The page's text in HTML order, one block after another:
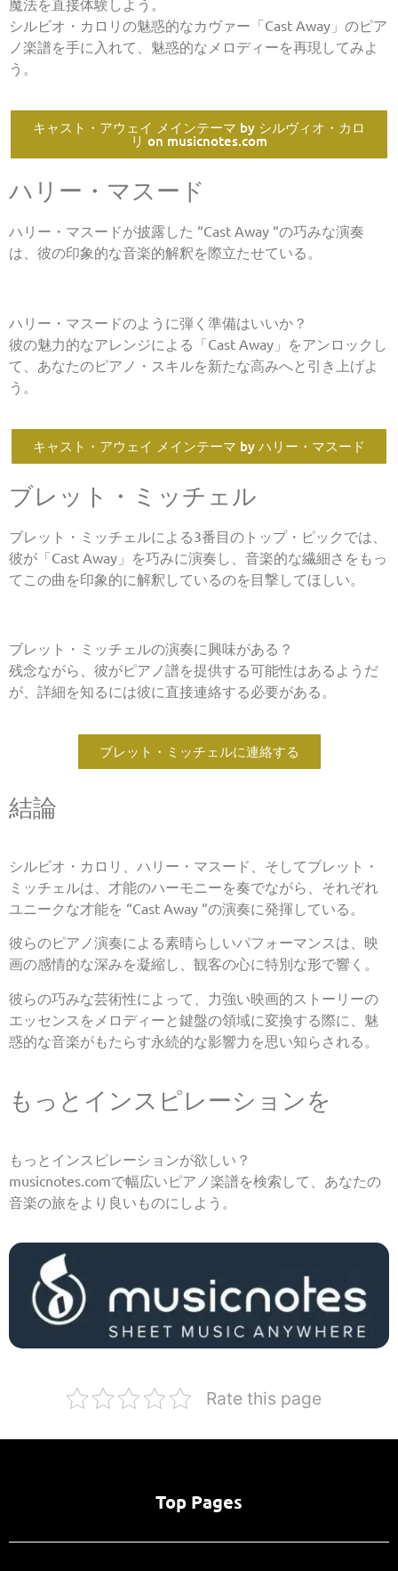
シルビオ・カロリの魅惑的なカヴァー「Cast Away」のピア
ノ楽譜を手に入れて、魅惑的なメロディーを再現してみよ
う。
キャスト・アウェイ メインテーマ by シルヴィオ・カロ
リ on musicnotes.com
ハリー・マスード
ハリー・マスードが披露した “Cast Away “の巧みな演奏
は、彼の印象的な音楽的解釈を際立たせている。
ハリー・マスードのように弾く準備はいいか？
彼の魅力的なアレンジによる「Cast Away」をアンロックし
て、あなたのピアノ・スキルを新たな高みへと引き上げよ
う。
キャスト・アウェイ メインテーマ by ハリー・マスード
ブレット・ミッチェル
ブレット・ミッチェルによる3番目のトップ・ピックでは、
彼が「Cast Away」を巧みに演奏し、音楽的な繊細さをもっ
てこの曲を印象的に解釈しているのを目撃してほしい。
ブレット・ミッチェルの演奏に興味がある？
残念ながら、彼がピアノ譜を提供する可能性はあるようだ
が、詳細を知るには彼に直接連絡する必要がある。
ブレット・ミッチェルに連絡する
結論
シルビオ・カロリ、ハリー・マスード、そしてブレット・
ミッチェルは、才能のハーモニーを奏でながら、それぞれ
ユニークな才能を “Cast Away “の演奏に発揮している。
彼らのピアノ演奏による素晴らしいパフォーマンスは、映
画の感情的な深みを凝縮し、観客の心に特別な形で響く。
彼らの巧みな芸術性によって、力強い映画的ストーリーの
エッセンスをメロディーと鍵盤の領域に変換する際に、魅
惑的な音楽がもたらす永続的な影響力を思い知らされる。
もっとインスピレーションを
もっとインスピレーションが欲しい？
musicnotes.comで幅広いピアノ楽譜を検索して、あなたの
音楽の旅をより良いものにしよう。
Rate this page
Top Pages